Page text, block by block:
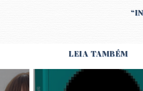
LEIA TAMBÉM